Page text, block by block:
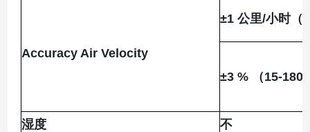
Accuracy Air Velocity
±1 公里/小时（
±3 % （15-180
湿度
不